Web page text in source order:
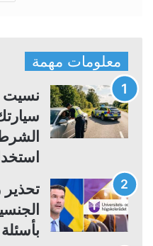
ا
ل
ي
ة
معلومات مهمة
بأسئلة